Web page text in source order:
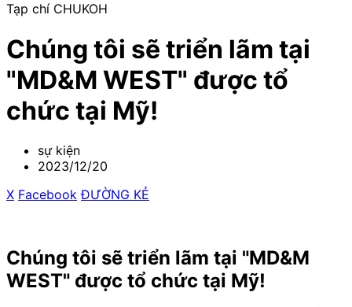
Tạp chí CHUKOH
Chúng tôi sẽ triển lãm tại
"MD&M WEST" được tổ
chức tại Mỹ!
sự kiện
2023/12/20
X Facebook ​ ​ĐƯỜNG KẺ
Chúng tôi sẽ triển lãm tại "MD&M
WEST" được tổ chức tại Mỹ!